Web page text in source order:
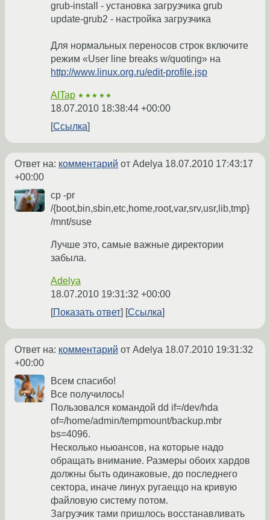
grub-install - установка загрузчика grub
update-grub2 - настройка загрузчика
Для нормальных переносов строк включите
режим «User line breaks w/quoting» на
http://www.linux.org.ru/edit-profile.jsp
AITap ★★★★★
18.07.2010 18:38:44 +00:00
Ссылка
Ответ на: комментарий от Adelya 18.07.2010 17:43:17
+00:00
cp -pr
/{boot,bin,sbin,etc,home,root,var,srv,usr,lib,tmp}
/mnt/suse
Лучше это, самые важные директории
забыла.
Adelya
18.07.2010 19:31:32 +00:00
Показать ответ
Ссылка
Ответ на: комментарий от Adelya 18.07.2010 19:31:32
+00:00
Всем спасибо!
Все получилось!
Пользовался командой dd if=/dev/hda
of=/home/admin/tempmount/backup.mbr
bs=4096.
Несколько ньюансов, на которые надо
обращать внимание. Размеры обоих хардов
должны быть одинаковые, до последнего
сектора, иначе линух ругаеццо на кривую
файловую систему потом.
Загрузчик тами пришлось восстанавливать